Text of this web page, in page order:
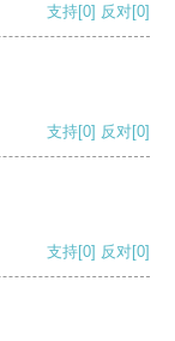
支持[0] 反对[0]
支持[0] 反对[0]
支持[0] 反对[0]